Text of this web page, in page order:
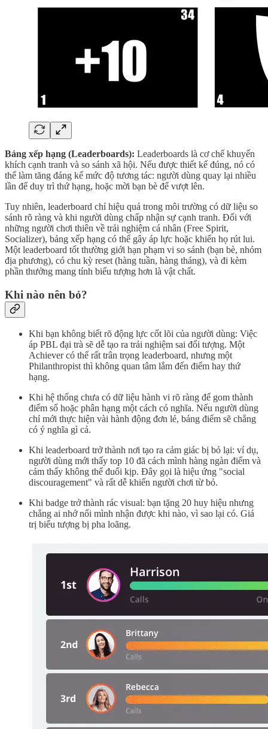
Bảng xếp hạng (Leaderboards): Leaderboards là cơ chế khuyến
khích cạnh tranh và so sánh xã hội. Nếu được thiết kế đúng, nó có
thể làm tăng đáng kể mức độ tương tác: người dùng quay lại nhiều
lần để duy trì thứ hạng, hoặc mời bạn bè để vượt lên.
Tuy nhiên, leaderboard chỉ hiệu quả trong môi trường có dữ liệu so
sánh rõ ràng và khi người dùng chấp nhận sự cạnh tranh. Đối với
những người chơi thiên về trải nghiệm cá nhân (Free Spirit,
Socializer), bảng xếp hạng có thể gây áp lực hoặc khiến họ rút lui.
Một leaderboard tốt thường giới hạn phạm vi so sánh (bạn bè, nhóm
địa phương), có chu kỳ reset (hàng tuần, hàng tháng), và đi kèm
phần thưởng mang tính biểu tượng hơn là vật chất.
Khi nào nên bỏ?
Khi bạn không biết rõ động lực cốt lõi của người dùng: Việc
áp PBL đại trà sẽ dễ tạo ra trải nghiệm sai đối tượng. Một
Achiever có thể rất trân trọng leaderboard, nhưng một
Philanthropist thì không quan tâm lắm đến điểm hay thứ
hạng.
Khi hệ thống chưa có dữ liệu hành vi rõ ràng để gom thành
điểm số hoặc phân hạng một cách có nghĩa. Nếu người dùng
chỉ mới thực hiện vài hành động đơn lẻ, bảng điểm sẽ chẳng
có ý nghĩa gì cả.
Khi leaderboard trở thành nơi tạo ra cảm giác bị bỏ lại: ví dụ,
người dùng mới thấy top 10 đã cách mình hàng ngàn điểm và
cảm thấy không thể đuổi kịp. Đây gọi là hiệu ứng "social
discouragement" và rất dễ khiến người chơi từ bỏ.
Khi badge trở thành rác visual: bạn tặng 20 huy hiệu nhưng
chẳng ai nhớ nổi mình nhận được khi nào, vì sao lại có. Giá
trị biểu tượng bị pha loãng.